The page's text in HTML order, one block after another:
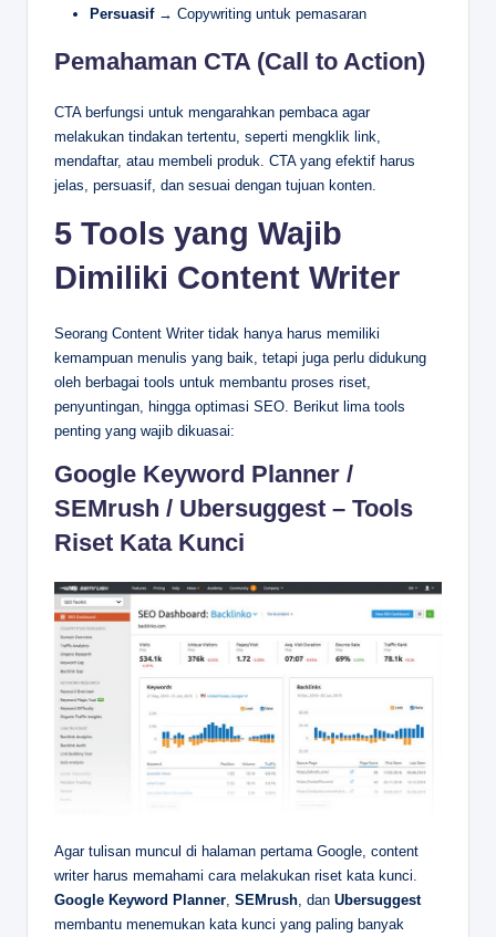
Persuasif→ Copywriting untuk pemasaran
Pemahaman CTA (Call to Action)
CTA berfungsi untuk mengarahkan pembaca agar
melakukan tindakan tertentu, seperti mengklik link,
mendaftar, atau membeli produk. CTA yang efektif harus
jelas, persuasif, dan sesuai dengan tujuan konten​.
5 Tools yang Wajib
Dimiliki Content Writer
Seorang Content Writer tidak hanya harus memiliki
kemampuan menulis yang baik, tetapi juga perlu didukung
oleh berbagai tools untuk membantu proses riset,
penyuntingan, hingga optimasi SEO. Berikut lima tools
penting yang wajib dikuasai:
Google Keyword Planner /
SEMrush / Ubersuggest – Tools
Riset Kata Kunci
Agar tulisan muncul di halaman pertama Google, content
writer harus memahami cara melakukan riset kata kunci.
Google Keyword Planner, SEMrush, dan Ubersuggest
membantu menemukan kata kunci yang paling banyak